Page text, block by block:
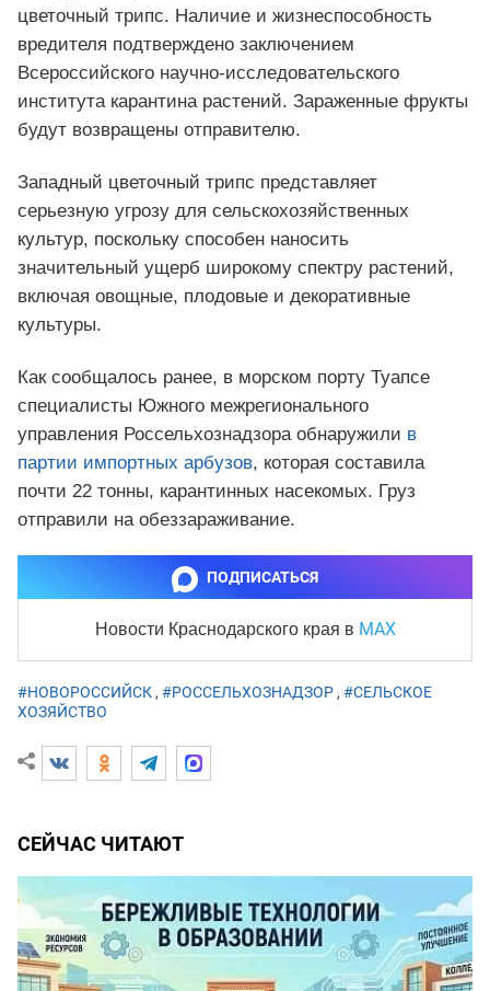
цветочный трипс. Наличие и жизнеспособность
вредителя подтверждено заключением
Всероссийского научно-исследовательского
института карантина растений. Зараженные фрукты
будут возвращены отправителю.
Западный цветочный трипс представляет
серьезную угрозу для сельскохозяйственных
культур, поскольку способен наносить
значительный ущерб широкому спектру растений,
включая овощные, плодовые и декоративные
культуры.
Как сообщалось ранее, в морском порту Туапсе
специалисты Южного межрегионального
управления Россельхознадзора обнаружили в
партии импортных арбузов, которая составила
почти 22 тонны, карантинных насекомых. Груз
отправили на обеззараживание.
ПОДПИСАТЬСЯ
Новости Краснодарского края в MAX
#НОВОРОССИЙСК, #РОССЕЛЬХОЗНАДЗОР, #СЕЛЬСКОЕ
ХОЗЯЙСТВО
СЕЙЧАС ЧИТАЮТ